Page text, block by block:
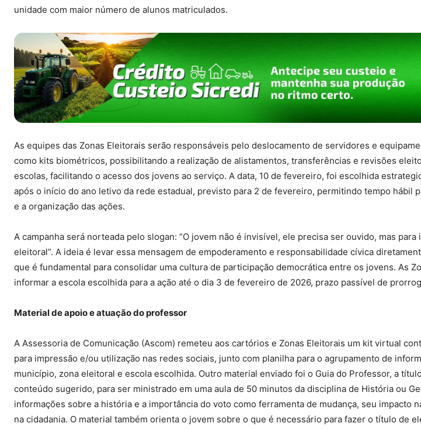
unidade com maior número de alunos matriculados.
As equipes das Zonas Eleitorais serão responsáveis pelo deslocamento de servidores e
como kits biométricos, possibilitando a realização de alistamentos, transferências e revisões
escolas, facilitando o acesso dos jovens ao serviço. A data, 10 de fevereiro, foi escolhida
após o início do ano letivo da rede estadual, previsto para 2 de fevereiro, permitindo tempo hábil
e a organização das ações.
A campanha será norteada pelo slogan: “O jovem não é invisível, ele precisa ser ouvido, mas
eleitoral”. A ideia é levar essa mensagem de empoderamento e responsabilidade cívica
que é fundamental para consolidar uma cultura de participação democrática entre os jovens. As
informar a escola escolhida para a ação até o dia 3 de fevereiro de 2026, prazo passível de
Material de apoio e atuação do professor
A Assessoria de Comunicação (Ascom) remeteu aos cartórios e Zonas Eleitorais um kit virtual
para impressão e/ou utilização nas redes sociais, junto com planilha para o agrupamento de
município, zona eleitoral e escola escolhida. Outro material enviado foi o Guia do Professor, a
conteúdo sugerido, para ser ministrado em uma aula de 50 minutos da disciplina de História ou
informações sobre a história e a importância do voto como ferramenta de mudança, seu impacto
na cidadania. O material também orienta o jovem sobre o que é necessário para fazer o título de